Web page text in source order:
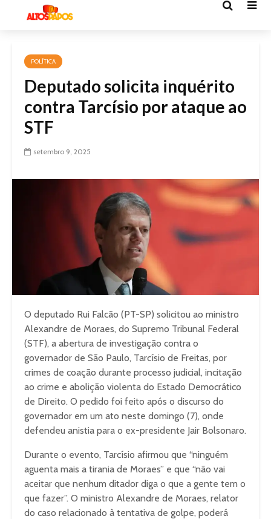
POLÍTICA
Deputado solicita inquérito
contra Tarcísio por ataque ao
STF
setembro 9, 2025
O deputado Rui Falcão (PT-SP) solicitou ao ministro
Alexandre de Moraes, do Supremo Tribunal Federal
(STF), a abertura de investigação contra o
governador de São Paulo, Tarcísio de Freitas, por
crimes de coação durante processo judicial, incitação
ao crime e abolição violenta do Estado Democrático
de Direito. O pedido foi feito após o discurso do
governador em um ato neste domingo (7), onde
defendeu anistia para o ex-presidente Jair Bolsonaro.
Durante o evento, Tarcísio afirmou que “ninguém
aguenta mais a tirania de Moraes” e que “não vai
aceitar que nenhum ditador diga o que a gente tem o
que fazer”. O ministro Alexandre de Moraes, relator
do caso relacionado à tentativa de golpe, poderá